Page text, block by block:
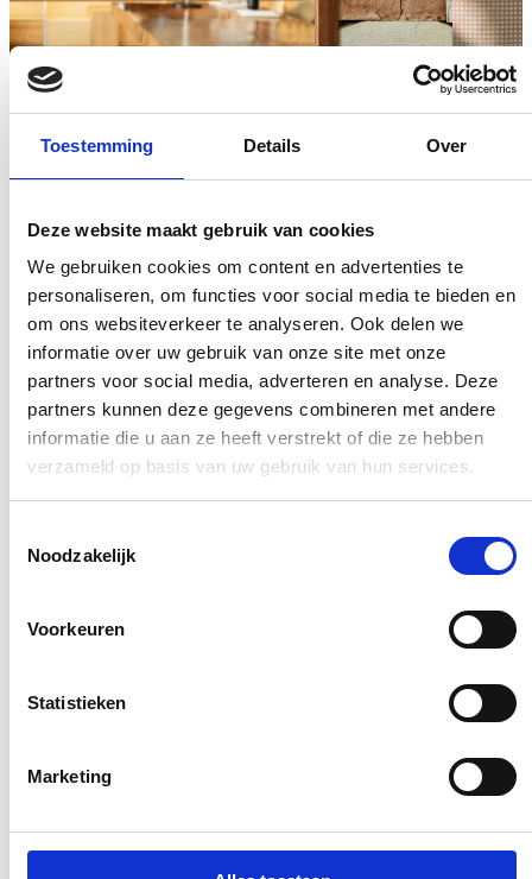
Toestemming Details Over
Deze website maakt gebruik van cookies
We gebruiken cookies om content en advertenties te
personaliseren, om functies voor social media te bieden en
om ons websiteverkeer te analyseren. Ook delen we
informatie over uw gebruik van onze site met onze
partners voor social media, adverteren en analyse. Deze
partners kunnen deze gegevens combineren met andere
informatie die u aan ze heeft verstrekt of die ze hebben
verzameld op basis van uw gebruik van hun services.
Noodzakelijk
Voorkeuren
Statistieken
Marketing
Instrukcja Wallcovering+Print